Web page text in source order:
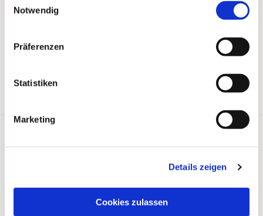
Notwendig
Präferenzen
Statistiken
Marketing
Details zeigen
Cookies zulassen